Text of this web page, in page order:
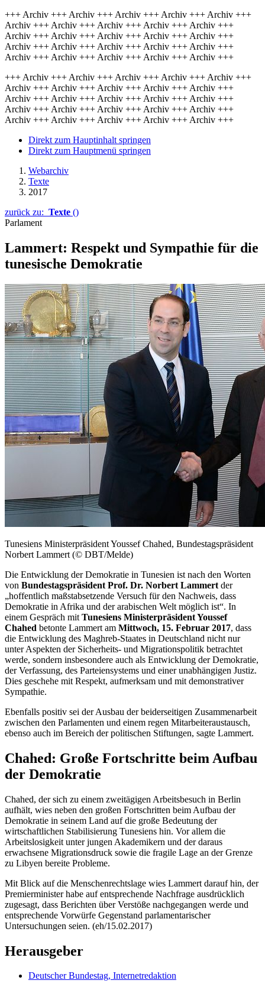
+++ Archiv +++ Archiv +++ Archiv +++ Archiv +++ Archiv +++
Archiv +++ Archiv +++ Archiv +++ Archiv +++ Archiv +++
Archiv +++ Archiv +++ Archiv +++ Archiv +++ Archiv +++
Archiv +++ Archiv +++ Archiv +++ Archiv +++ Archiv +++
Archiv +++ Archiv +++ Archiv +++ Archiv +++ Archiv +++
+++ Archiv +++ Archiv +++ Archiv +++ Archiv +++ Archiv +++
Archiv +++ Archiv +++ Archiv +++ Archiv +++ Archiv +++
Archiv +++ Archiv +++ Archiv +++ Archiv +++ Archiv +++
Archiv +++ Archiv +++ Archiv +++ Archiv +++ Archiv +++
Archiv +++ Archiv +++ Archiv +++ Archiv +++ Archiv +++
Direkt zum Hauptinhalt springen
Direkt zum Hauptmenü springen
Webarchiv
Texte
2017
zurück zu: Texte ()
Parlament
Lammert: Respekt und Sympathie für die
tunesische Demokratie
Tunesiens Ministerpräsident Youssef Chahed, Bundestagspräsident
Norbert Lammert (© DBT/Melde)
Die Entwicklung der Demokratie in Tunesien ist nach den Worten
von Bundestagspräsident Prof. Dr. Norbert Lammert der
„hoffentlich maßstabsetzende Versuch für den Nachweis, dass
Demokratie in Afrika und der arabischen Welt möglich ist“. In
einem Gespräch mit Tunesiens Ministerpräsident Youssef
Chahed betonte Lammert am Mittwoch, 15. Februar 2017, dass
die Entwicklung des Maghreb-Staates in Deutschland nicht nur
unter Aspekten der Sicherheits- und Migrationspolitik betrachtet
werde, sondern insbesondere auch als Entwicklung der Demokratie,
der Verfassung, des Parteiensystems und einer unabhängigen Justiz.
Dies geschehe mit Respekt, aufmerksam und mit demonstrativer
Sympathie.
Ebenfalls positiv sei der Ausbau der beiderseitigen Zusammenarbeit
zwischen den Parlamenten und einem regen Mitarbeiteraustausch,
ebenso auch im Bereich der politischen Stiftungen, sagte Lammert.
Chahed: Große Fortschritte beim Aufbau
der Demokratie
Chahed, der sich zu einem zweitägigen Arbeitsbesuch in Berlin
aufhält, wies neben den großen Fortschritten beim Aufbau der
Demokratie in seinem Land auf die große Bedeutung der
wirtschaftlichen Stabilisierung Tunesiens hin. Vor allem die
Arbeitslosigkeit unter jungen Akademikern und der daraus
erwachsene Migrationsdruck sowie die fragile Lage an der Grenze
zu Libyen bereite Probleme.
Mit Blick auf die Menschenrechtslage wies Lammert darauf hin, der
Premierminister habe auf entsprechende Nachfrage ausdrücklich
zugesagt, dass Berichten über Verstöße nachgegangen werde und
entsprechende Vorwürfe Gegenstand parlamentarischer
Untersuchungen seien. (eh/15.02.2017)
Herausgeber
Deutscher Bundestag, Internetredaktion